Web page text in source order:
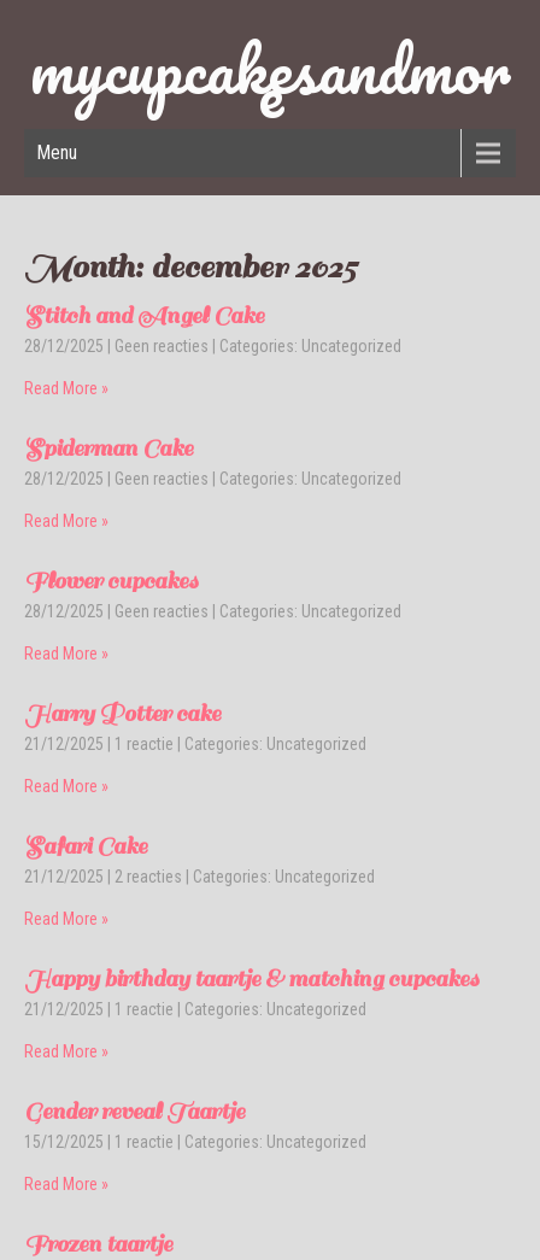
mycupcakesandmor
e
Menu
Month: december 2025
Stitch and Angel Cake
28/12/2025 Geen reacties | Categories: Uncategorized
Read More »
Spiderman Cake
28/12/2025 Geen reacties | Categories: Uncategorized
Read More »
Flower cupcakes
28/12/2025 Geen reacties | Categories: Uncategorized
Read More »
Harry Potter cake
21/12/2025 1 reactie | Categories: Uncategorized
Read More »
Safari Cake
21/12/2025 2 reacties | Categories: Uncategorized
Read More »
Happy birthday taartje & matching cupcakes
21/12/2025 1 reactie | Categories: Uncategorized
Read More »
Gender reveal Taartje
15/12/2025 1 reactie | Categories: Uncategorized
Read More »
Frozen taartje